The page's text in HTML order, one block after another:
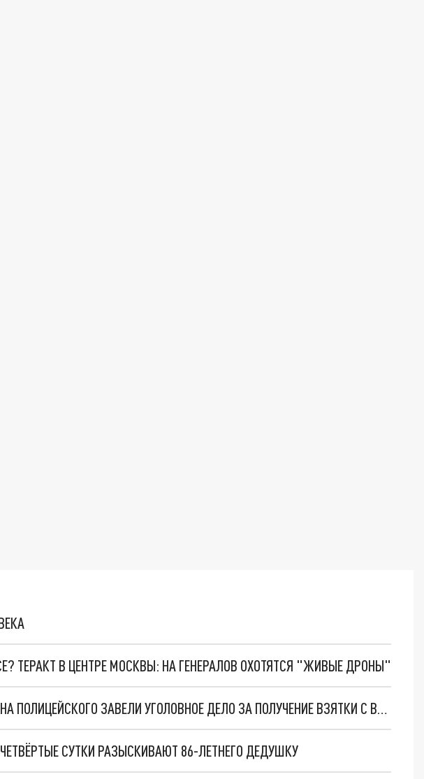
ТЕРАКТ В ЦЕНТРЕ МОСКВЫ: НА ГЕНЕРАЛОВ ОХОТЯТСЯ "ЖИВЫЕ ДРОНЫ"
В РОСТОВЕ-НА-ДОНУ НА ПОЛИЦЕЙСКОГО ЗАВЕЛИ УГОЛОВНОЕ ДЕЛО ЗА ПОЛУЧЕНИЕ ВЗЯТКИ С ВОЕННОСЛУЖАЩЕГО
СУТКИ РАЗЫСКИВАЮТ 86-ЛЕТНЕГО ДЕДУШКУ